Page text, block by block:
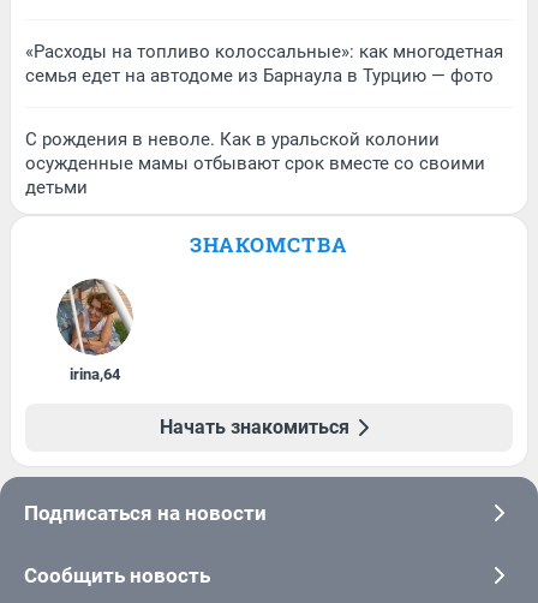
«Расходы на топливо колоссальные»: как многодетная
семья едет на автодоме из Барнаула в Турцию — фото
С рождения в неволе. Как в уральской колонии
осужденные мамы отбывают срок вместе со своими
детьми
ЗНАКОМСТВА
irina,64
Начать знакомиться
Подписаться на новости
Сообщить новость